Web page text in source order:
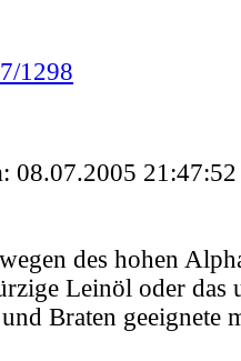
1298
08.07.2005 21:47:52
des hohen
Leinöl oder das
Braten geeignete